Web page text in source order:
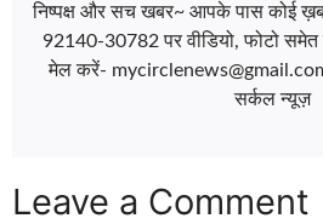
निष्पक्ष और सच खबर~ आपके पास कोई
92140-30782 पर वीडियो, फोटो
मेल करें-
सर्कल न्यूज़
Leave a Comment